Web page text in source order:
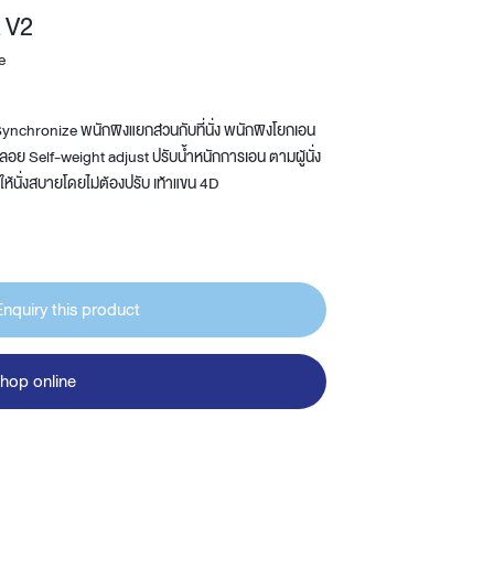
พนักพิงแยกส่วนกับที่นั่ง พนักพิงโยกเอน
ลอย Self-weight adjust ปรับน้ำหนักการเอน ตามผู้นั่ง
นั่งสบายโดยไม่ต้องปรับ เท้าแขน 4D
this product
online